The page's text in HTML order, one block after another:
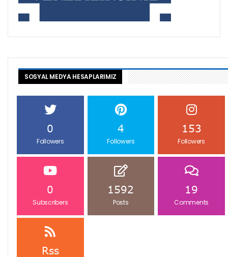
SOSYAL MEDYA HESAPLARIMIZ
0
Followers
4
Followers
153
Followers
0
Subscribers
1592
Posts
19
Comments
Rss